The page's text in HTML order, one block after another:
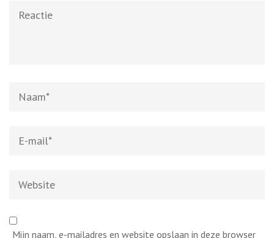
mail*
Mijn naam, e-mailadres en website opslaan in deze browser